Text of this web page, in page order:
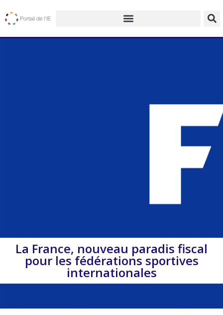
La France, nouveau paradis fiscal
pour les fédérations sportives
internationales